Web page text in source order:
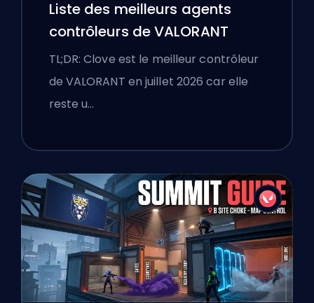
Liste des meilleurs agents
contrôleurs de VALORANT
TL;DR: Clove est le meilleur contrôleur
de VALORANT en juillet 2026 car elle
reste u…